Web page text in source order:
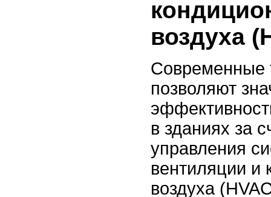
воздуха
Современные
позволяют
в зданиях за
управления
вентиляции и
воздуха